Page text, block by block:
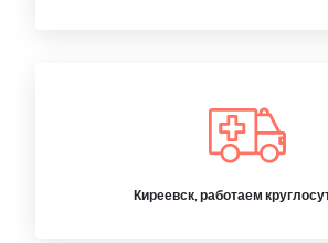
Киреевск, работаем